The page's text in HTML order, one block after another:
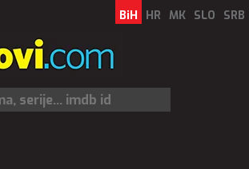
BiH HR MK SLO SRB